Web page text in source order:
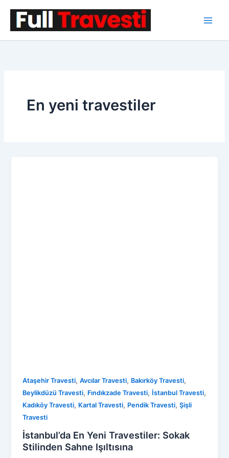
En yeni travestiler
Ataşehir Travesti,Avcılar Travesti, Bakırköy Travesti,
Beylikdüzü Travesti, Fındıkzade Travesti, İstanbul Travesti,
Kadıköy Travesti, Kartal Travesti, Pendik Travesti,Şişli
Travesti
İstanbul’da En Yeni Travestiler: Sokak
Stilinden Sahne Işıltısına